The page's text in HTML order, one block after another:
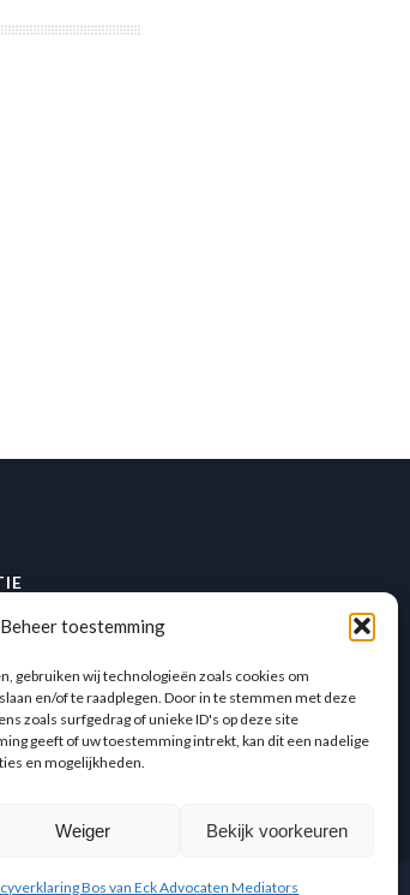
Beheer toestemming
gebruiken wij technologieën zoals cookies om
en/of te raadplegen. Door in te stemmen met deze
zoals surfgedrag of unieke ID's op deze site
geeft of uw toestemming intrekt, kan dit een nadelige
en mogelijkheden.
Weiger Bekijk voorkeuren
Bos van Eck Advocaten Mediators